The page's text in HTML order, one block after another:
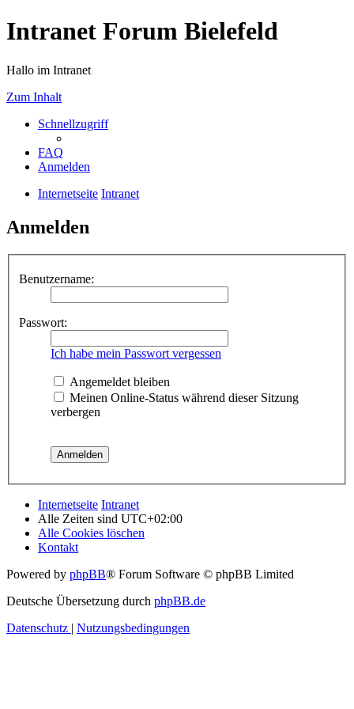
Intranet Forum Bielefeld
Hallo im Intranet
Zum Inhalt
Schnellzugriff
FAQ
Anmelden
Internetseite Intranet
Anmelden
Benutzername:
Passwort:
Ich habe mein Passwort vergessen
Angemeldet bleiben
Meinen Online-Status während dieser Sitzung
verbergen
Internetseite Intranet
Alle Zeiten sind UTC+02:00
Alle Cookies löschen
Kontakt
Powered by phpBB® Forum Software © phpBB Limited
Deutsche Übersetzung durch phpBB.de
Datenschutz | Nutzungsbedingungen